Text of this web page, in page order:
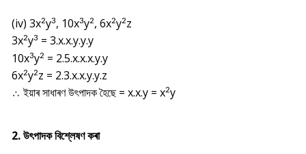
(iv) 3x2y3, 10x3y2, 6x2y2z
3x2y3 = 3.x.x.y.y.y
10x3y2 = 2.5.x.x.x.y.y
6x2y2z = 2.3.x.x.y.y.z
∴ ইয়াৰ সাধাৰণ উৎপাদক হৈছে = x.x.y = x2y
2. উৎপাদক বিশ্লেষণ কৰা